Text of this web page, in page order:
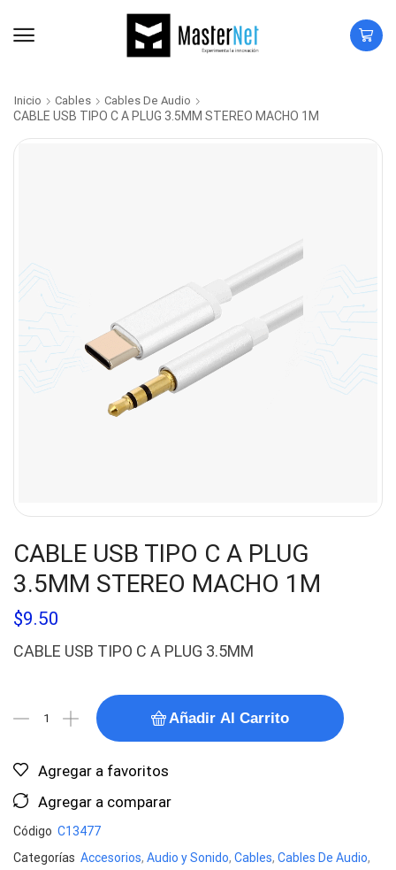
Inicio Cables Cables De Audio
CABLE USB TIPO C A PLUG 3.5MM STEREO MACHO 1M
CABLE USB TIPO C A PLUG
3.5MM STEREO MACHO 1M
$9.50
CABLE USB TIPO C A PLUG 3.5MM
Añadir Al Carrito
Agregar a favoritos
Agregar a comparar
Código C13477
Categorías Accesorios, Audio y Sonido, Cables, Cables De Audio,